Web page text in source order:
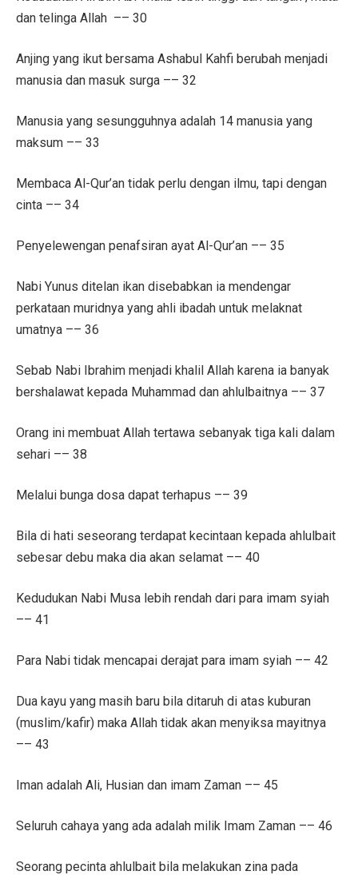
dan telinga Allah –– 30
Anjing yang ikut bersama Ashabul Kahfi berubah menjadi
manusia dan masuk surga –– 32
Manusia yang sesungguhnya adalah 14 manusia yang
maksum –– 33
Membaca Al-Qur’an tidak perlu dengan ilmu, tapi dengan
cinta –– 34
Penyelewengan penafsiran ayat Al-Qur’an –– 35
Nabi Yunus ditelan ikan disebabkan ia mendengar
perkataan muridnya yang ahli ibadah untuk melaknat
umatnya –– 36
Sebab Nabi Ibrahim menjadi khalil Allah karena ia banyak
bershalawat kepada Muhammad dan ahlulbaitnya –– 37
Orang ini membuat Allah tertawa sebanyak tiga kali dalam
sehari –– 38
Melalui bunga dosa dapat terhapus –– 39
Bila di hati seseorang terdapat kecintaan kepada ahlulbait
sebesar debu maka dia akan selamat –– 40
Kedudukan Nabi Musa lebih rendah dari para imam syiah
–– 41
Para Nabi tidak mencapai derajat para imam syiah –– 42
Dua kayu yang masih baru bila ditaruh di atas kuburan
(muslim/kafir) maka Allah tidak akan menyiksa mayitnya
–– 43
Iman adalah Ali, Husian dan imam Zaman –– 45
Seluruh cahaya yang ada adalah milik Imam Zaman –– 46
Seorang pecinta ahlulbait bila melakukan zina pada